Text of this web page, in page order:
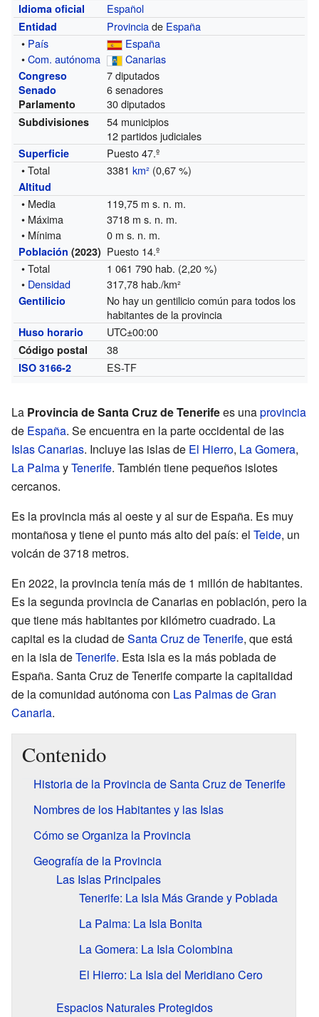
Idioma oficial Español
Entidad Provinciade España
• País
España
•Com. autónoma Canarias
Congreso
Senado
Parlamento
7 diputados
6 senadores
30 diputados
Subdivisiones
54 municipios
12 partidos judiciales
Superficie
Puesto 47.º
• Total
3381km² (0,67 %)
Altitud
• Media
119,75 m s. n. m.
• Máxima
3718 m s. n. m.
• Mínima
0 m s. n. m.
Población (2023) Puesto 14.º
• Total
1 061 790 hab. (2,20 %)
• Densidad 317,78 hab./km²
Gentilicio
No hay un gentilicio común para todos los
habitantes de la provincia
Huso horario UTC±00:00
Código postal 38
ISO 3166-2 ES-TF
La Provincia de Santa Cruz de Tenerifees unaprovincia
de España. Se encuentra en la parte occidental de las
Islas Canarias. Incluye las islas de El Hierro, La Gomera,
La PalmayTenerife. También tiene pequeños islotes
cercanos.
Es la provincia más al oeste y al sur de España. Es muy
montañosa y tiene el punto más alto del país: el Teide, un
volcán de 3718 metros.
En 2022, la provincia tenía más de 1 millón de habitantes.
Es la segunda provincia de Canarias en población, pero la
que tiene más habitantes por kilómetro cuadrado. La
capital es la ciudad deSanta Cruz de Tenerife, que está
en la isla deTenerife. Esta isla es la más poblada de
España. Santa Cruz de Tenerife comparte la capitalidad
de la comunidad autónoma con Las Palmas de Gran
Canaria.
Contenido
Historia de la Provincia de Santa Cruz de Tenerife
Nombres de los Habitantes y las Islas
Cómo se Organiza la Provincia
Geografía de la Provincia
Las Islas Principales
Tenerife: La Isla Más Grande y Poblada
La Palma: La Isla Bonita
La Gomera: La Isla Colombina
El Hierro: La Isla del Meridiano Cero
Espacios Naturales Protegidos